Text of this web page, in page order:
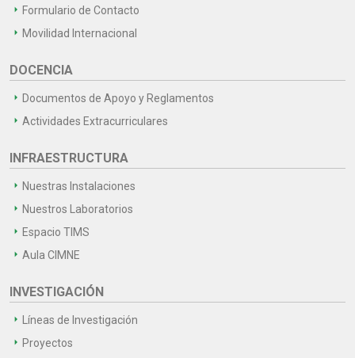
Formulario de Contacto
Movilidad Internacional
DOCENCIA
Documentos de Apoyo y Reglamentos
Actividades Extracurriculares
INFRAESTRUCTURA
Nuestras Instalaciones
Nuestros Laboratorios
Espacio TIMS
Aula CIMNE
INVESTIGACIÓN
Líneas de Investigación
Proyectos